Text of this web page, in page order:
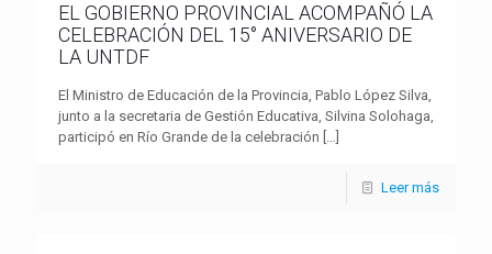
EL GOBIERNO PROVINCIAL ACOMPAÑÓ LA
CELEBRACIÓN DEL 15° ANIVERSARIO DE
LA UNTDF
El Ministro de Educación de la Provincia, Pablo López Silva,
junto a la secretaria de Gestión Educativa, Silvina Solohaga,
participó en Río Grande de la celebración […]
Leer más